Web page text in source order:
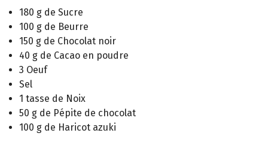
180 g de Sucre
100 g de Beurre
150 g de Chocolat noir
40 g de Cacao en poudre
3 Oeuf
Sel
1 tasse de Noix
50 g de Pépite de chocolat
100 g de Haricot azuki